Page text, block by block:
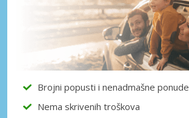
Brojni popusti i nenadmašne ponude
Nema skrivenih troškova